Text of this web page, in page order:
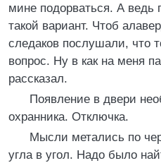
мине подорваться. А ведь
такой вариант. Чтоб
следаков послушали, что
вопрос. Ну в как на меня
рассказал.
Появление в двери
охранника. Отключка.
Мысли метались по
угла в угол. Надо было